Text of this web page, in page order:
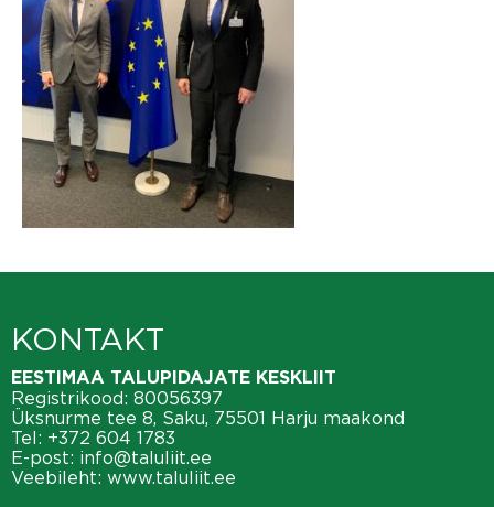
KONTAKT
EESTIMAA TALUPIDAJATE KESKLIIT
Registrikood: 80056397
Üksnurme tee 8, Saku, 75501 Harju maakond
Tel: +372 604 1783
E-post: info@taluliit.ee
Veebileht: www.taluliit.ee